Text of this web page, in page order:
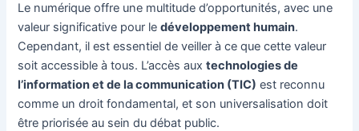
Le numérique offre une multitude d’opportunités, avec une
valeur significative pour ledéveloppement humain.
Cependant, il est essentiel de veiller à ce que cette valeur
soit accessible à tous. L’accès auxtechnologies de
l’information et de la communication (TIC) est reconnu
comme un droit fondamental, et son universalisation doit
être priorisée au sein du débat public.